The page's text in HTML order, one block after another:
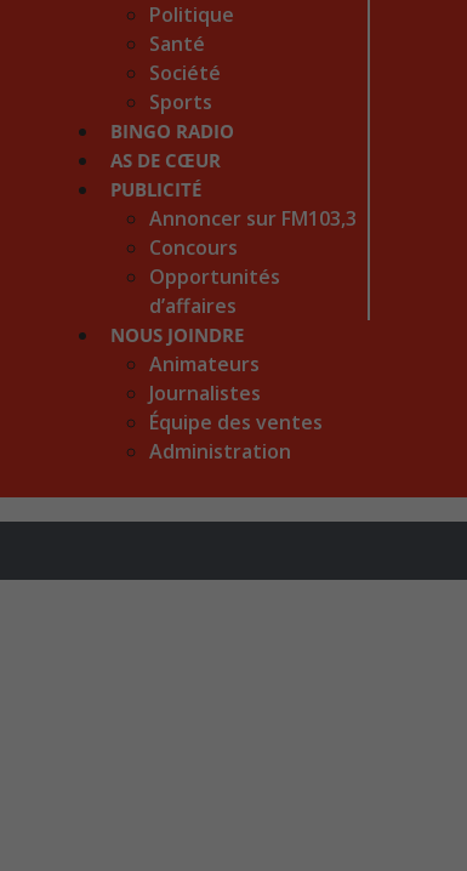
Politique
Santé
Société
Sports
BINGO RADIO
AS DE CŒUR
PUBLICITÉ
Annoncer sur FM103,3
Concours
Opportunités
d’affaires
NOUS JOINDRE
Animateurs
Journalistes
Équipe des ventes
Administration